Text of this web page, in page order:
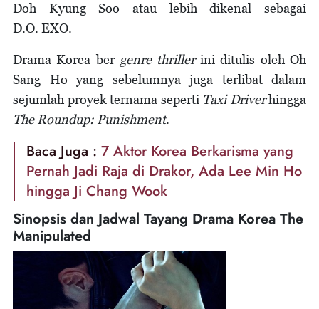
Doh Kyung Soo atau lebih dikenal sebagai
D.O. EXO.
Drama Korea ber-genre thrillerini ditulis oleh Oh
Sang Ho yang sebelumnya juga terlibat dalam
sejumlah proyek ternama seperti Taxi Driverhingga
The Roundup: Punishment.
Baca Juga : 7 Aktor Korea Berkarisma yang
Pernah Jadi Raja di Drakor, Ada Lee Min Ho
hingga Ji Chang Wook
Sinopsis dan Jadwal Tayang Drama Korea The
Manipulated